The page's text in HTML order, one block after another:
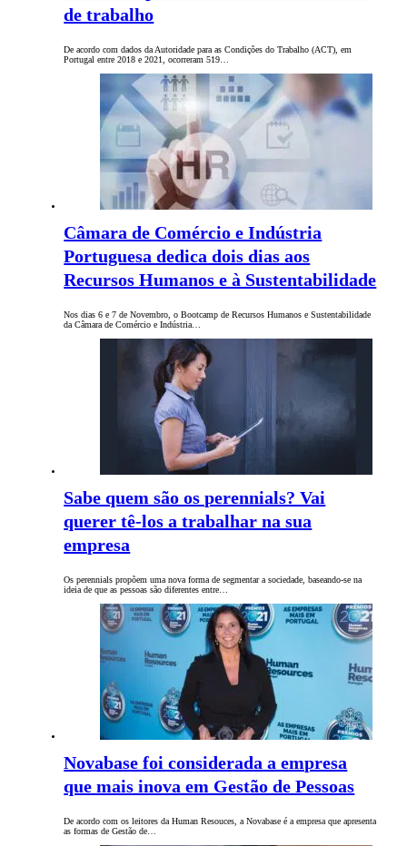
de trabalho
De acordo com dados da Autoridade para as Condições do Trabalho (ACT), em
Portugal entre 2018 e 2021, ocorreram 519…
Câmara de Comércio e Indústria
Portuguesa dedica dois dias aos
Recursos Humanos e à Sustentabilidade
Nos dias 6 e 7 de Novembro, o Bootcamp de Recursos Humanos e Sustentabilidade
da Câmara de Comércio e Indústria…
Sabe quem são os perennials? Vai
querer tê-los a trabalhar na sua
empresa
Os perennials propõem uma nova forma de segmentar a sociedade, baseando-se na
ideia de que as pessoas são diferentes entre…
Novabase foi considerada a empresa
que mais inova em Gestão de Pessoas
De acordo com os leitores da Human Resouces, a Novabase é a empresa que apresenta
as formas de Gestão de…